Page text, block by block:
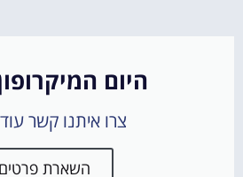
היום
צרו איתנו קשר
השארת פרטים